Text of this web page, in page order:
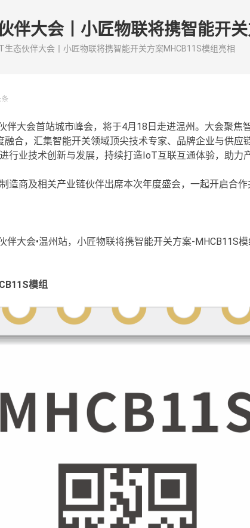
伴大会丨小匠物联将携智能开
生态伙伴大会丨小匠物联将携智能开关方案MHCB11S模组亮相
伴大会首站城市峰会，将于4月18日走进温州。大会聚焦
融合，汇集智能开关领域顶尖技术专家、品牌企业与供应
行业技术创新与发展，持续打造IoT互联互通体验，助力
造商及相关产业链伙伴出席本次年度盛会，一起开启合作
伴大会•温州站，小匠物联将携智能开关方案-MHCB11S
模组